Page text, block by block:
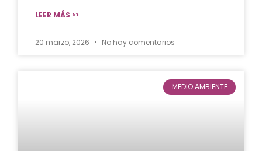
LEER MÁS >>
20 marzo, 2026 No hay comentarios
MEDIO AMBIENTE